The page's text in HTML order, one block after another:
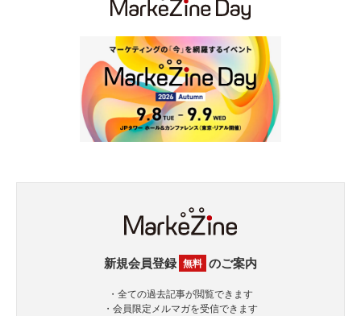
新規会員登録 無料 のご案内
・全ての過去記事が閲覧できます
・会員限定メルマガを受信できます